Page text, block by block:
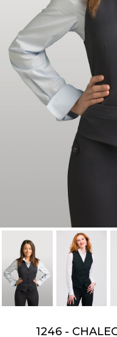
1246 -
Cancelar